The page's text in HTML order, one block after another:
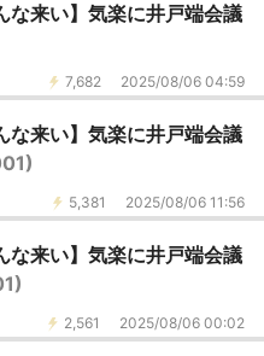
な来い】気楽に井戸端会議
7,682 2025/08/06 04:59
な来い】気楽に井戸端会議
5,381 2025/08/06 11:56
な来い】気楽に井戸端会議
2,561 2025/08/06 00:02